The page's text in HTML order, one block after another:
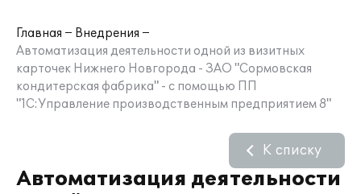
Главная
Внедрения
Автоматизация деятельности одной из визитных
карточек Нижнего Новгорода - ЗАО "Сормовская
кондитерская фабрика" - с помощью ПП
"1С:Управление производственным предприятием 8"
Автоматизация деятельности
К списку